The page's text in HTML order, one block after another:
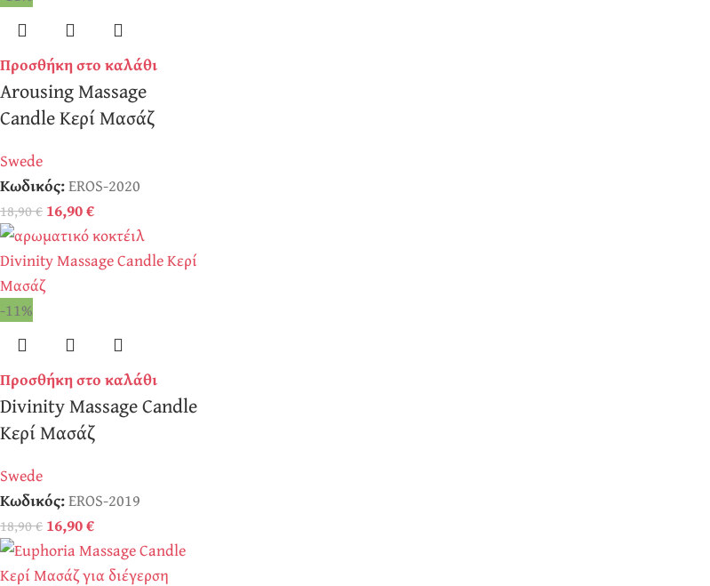
Προσθήκη στο καλάθι
Arousing Massage
Candle Κερί Μασάζ
Swede
Κωδικός:EROS-2020
18,90€ 16,90€
-11%
Προσθήκη στο καλάθι
Divinity Massage Candle
Κερί Μασάζ
Swede
Κωδικός:EROS-2019
18,90€ 16,90€